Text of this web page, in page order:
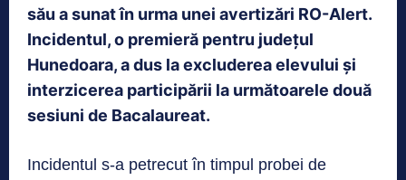
său a sunat în urma unei avertizări RO-Alert.
Incidentul, o premieră pentru județul
Hunedoara, a dus la excluderea elevului și
interzicerea participării la următoarele două
sesiuni de Bacalaureat.
Incidentul s-a petrecut în timpul probei de